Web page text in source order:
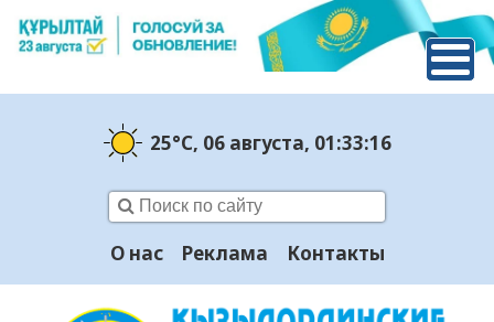
25°C, 06 августа, 01:33:16
О нас Реклама Контакты